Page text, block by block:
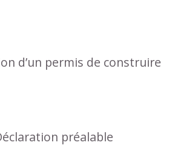
d’un permis de construire
préalable